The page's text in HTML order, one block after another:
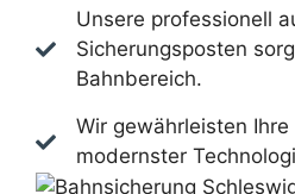
Unsere professionell
Sicherungsposten
Bahnbereich.
Wir gewährleisten
modernster